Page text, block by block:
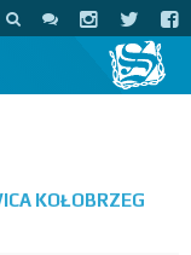
KOŁOBRZEG